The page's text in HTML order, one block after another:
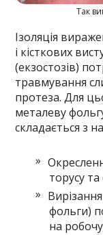
Так
Ізоляція
і кісткових
(екзостозів)
травмування
протеза. Для
металеву
складається з
торусу та
фольги)
на